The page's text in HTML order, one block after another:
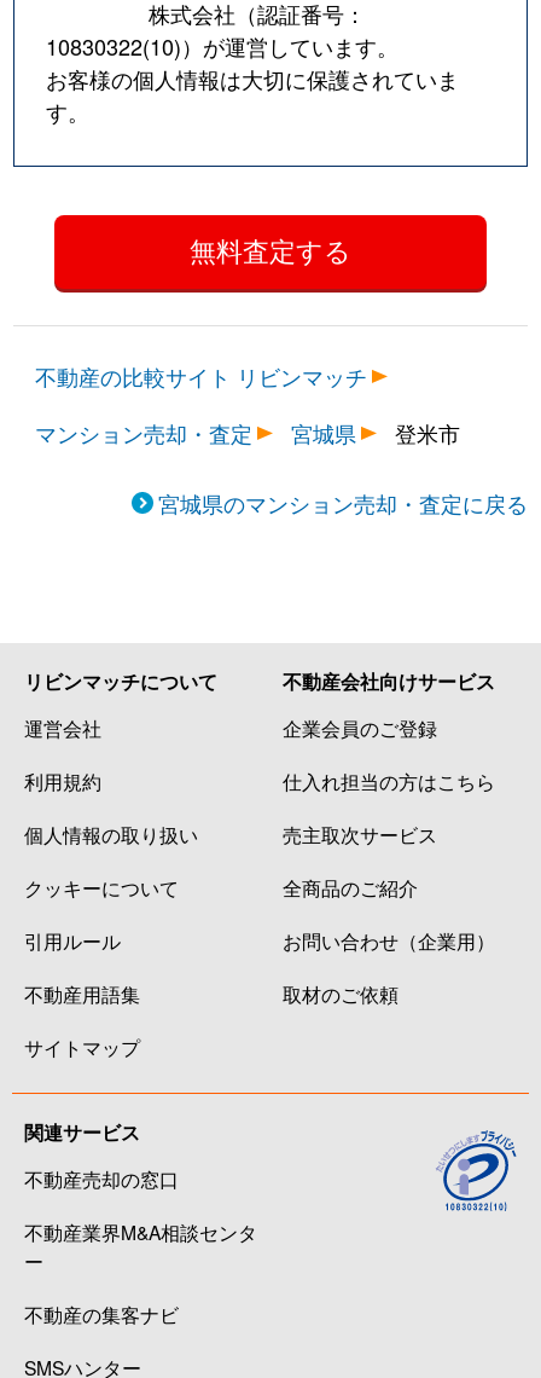
株式会社（認証番号：
10830322(10)）が運営しています。
お客様の個人情報は大切に保護されていま
す。
不動産の比較サイト リビンマッチ
マンション売却・査定
宮城県 登米市
宮城県のマンション売却・査定に戻る
リビンマッチについて
運営会社
利用規約
個人情報の取り扱い
クッキーについて
引用ルール
不動産用語集
サイトマップ
不動産会社向けサービス
企業会員のご登録
仕入れ担当の方はこちら
売主取次サービス
全商品のご紹介
お問い合わせ（企業用）
取材のご依頼
関連サービス
不動産売却の窓口
不動産業界M&A相談センタ
ー
不動産の集客ナビ
SMSハンター